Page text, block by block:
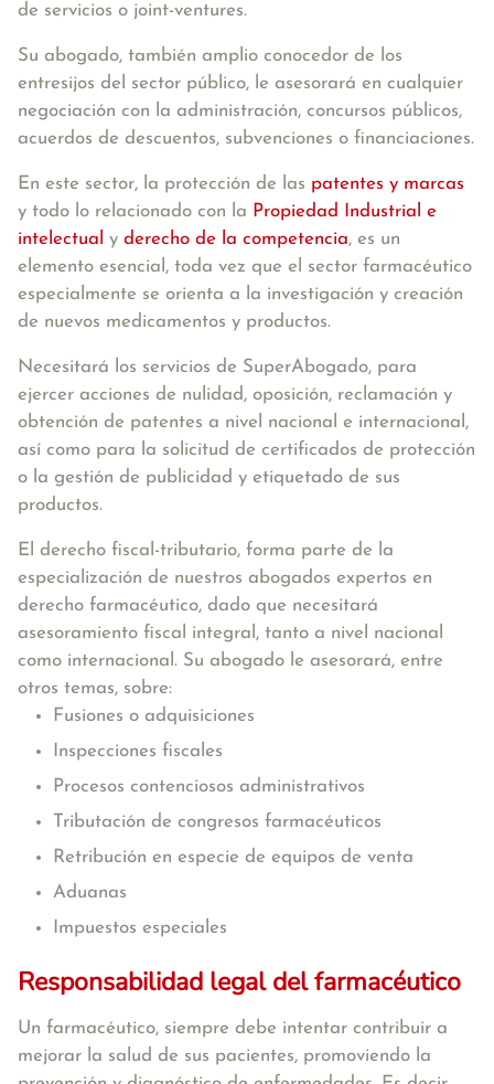
de servicios o joint-ventures.
Su abogado, también amplio conocedor de los
entresijos del sector público, le asesorará en cualquier
negociación con la administración, concursos públicos,
acuerdos de descuentos, subvenciones o financiaciones.
En este sector, la protección de las patentes y marcas
y todo lo relacionado con la Propiedad Industrial e
intelectual y derecho de la competencia, es un
elemento esencial, toda vez que el sector farmacéutico
especialmente se orienta a la investigación y creación
de nuevos medicamentos y productos.
Necesitará los servicios de SuperAbogado, para
ejercer acciones de nulidad, oposición, reclamación y
obtención de patentes a nivel nacional e internacional,
así como para la solicitud de certificados de protección
o la gestión de publicidad y etiquetado de sus
productos.
El derecho fiscal-tributario, forma parte de la
especialización de nuestros abogados expertos en
derecho farmacéutico, dado que necesitará
asesoramiento fiscal integral, tanto a nivel nacional
como internacional. Su abogado le asesorará, entre
otros temas, sobre:
Fusiones o adquisiciones
Inspecciones fiscales
Procesos contenciosos administrativos
Tributación de congresos farmacéuticos
Retribución en especie de equipos de venta
Aduanas
Impuestos especiales
Responsabilidad legal del farmacéutico
Un farmacéutico, siempre debe intentar contribuir a
mejorar la salud de sus pacientes, promoviendo la